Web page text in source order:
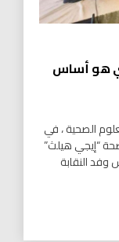
هو أساس
الصحية ، في
“إيجي هيلث”
وفد النقابة